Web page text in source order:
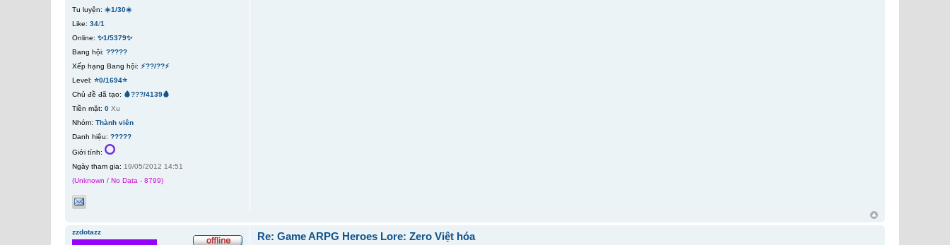
Tu luyện: ☀️1/30☀️
Like: 34/1
Online: ✨1/5379✨
Bang hội: ?????
Xếp hạng Bang hội: ⚡??/??⚡
Level: ⭐0/1694⭐
Chủ đề đã tạo: 🩸???/4139🩸
Tiền mặt: 0 Xu
Nhóm: Thành viên
Danh hiệu: ?????
Giới tính:
Ngày tham gia: 19/05/2012 14:51
(Unknown / No Data - 8799)
Re: Game ARPG Heroes Lore: Zero Việt hóa
zzdotazz